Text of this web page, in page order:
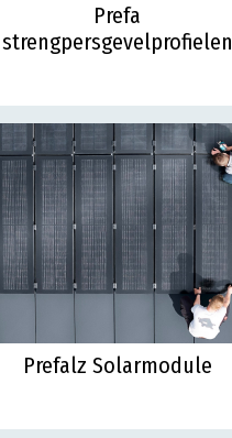
Prefa
strengpersgevelprofielen
Prefalz Solarmodule